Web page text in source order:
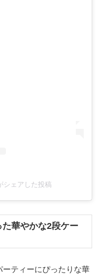
シェアした投稿
華やかな2段ケー
ーティーにぴったりな華